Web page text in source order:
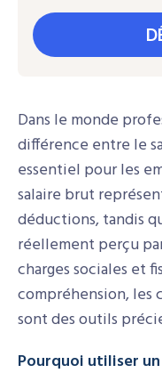
Dans le monde
différence entre le
essentiel pour les
salaire brut
déductions, tandis
réellement perçu
charges sociales et
compréhension, les
sont des outils
Pourquoi utiliser